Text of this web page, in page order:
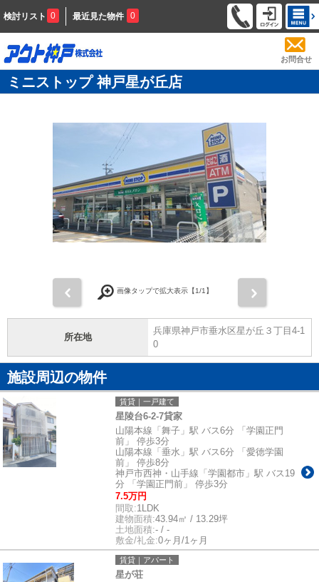
検討リスト 0 最近見た物件 0
お問合せ
ミニストップ 神戸星が丘店
画像タップで拡大表示【1/1】
所在地
兵庫県神戸市垂水区星が丘３丁目4-1
0
施設周辺の物件
賃貸｜一戸建て
星陵台6-2-7貸家
山陽本線「舞子」駅 バス6分 「学園正門
前」 停歩3分
山陽本線「垂水」駅 バス6分 「愛徳学園
前」 停歩8分
神戸市西神・山手線「学園都市」駅 バス19
分 「学園正門前」 停歩3分
7.5万円
間取:1LDK
建物面積:43.94㎡ / 13.29坪
土地面積:- / -
敷金/礼金:0ヶ月/1ヶ月
賃貸｜アパート
星が荘